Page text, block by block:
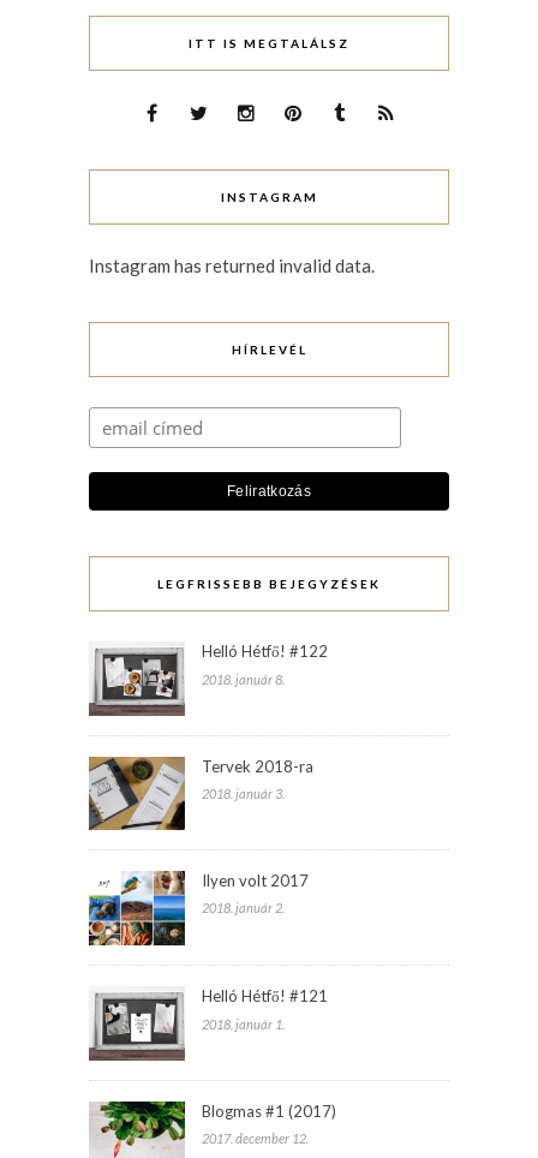
ITT IS MEGTALÁLSZ
INSTAGRAM
Instagram has returned invalid data.
HÍRLEVÉL
LEGFRISSEBB BEJEGYZÉSEK
Helló Hétfő! #122
2018. január 8.
Tervek 2018-ra
2018. január 3.
Ilyen volt 2017
2018. január 2.
Helló Hétfő! #121
2018. január 1.
Blogmas #1 (2017)
2017. december 12.